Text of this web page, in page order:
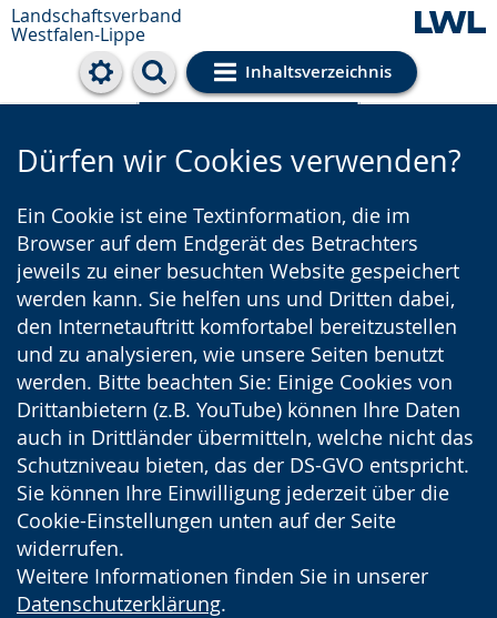
Landschaftsverband
Westfalen-Lippe
Inhaltsverzeichnis
Cookie-Einstellungen
Dürfen wir Cookies verwenden?
Ein Cookie ist eine Textinformation, die im
Browser auf dem Endgerät des Betrachters
jeweils zu einer besuchten Website gespeichert
werden kann. Sie helfen uns und Dritten dabei,
den Internetauftritt komfortabel bereitzustellen
und zu analysieren, wie unsere Seiten benutzt
werden. Bitte beachten Sie: Einige Cookies von
Drittanbietern (z.B. YouTube) können Ihre Daten
auch in Drittländer übermitteln, welche nicht das
Schutzniveau bieten, das der DS-GVO entspricht.
Sie können Ihre Einwilligung jederzeit über die
Cookie-Einstellungen unten auf der Seite
widerrufen.
Weitere Informationen finden Sie in unserer
Datenschutzerklärung.